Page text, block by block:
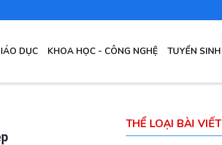
DỤC KHOA HỌC - CÔNG NGHỆ TUYỂN SINH
THỂ LOẠI BÀI VIẾT